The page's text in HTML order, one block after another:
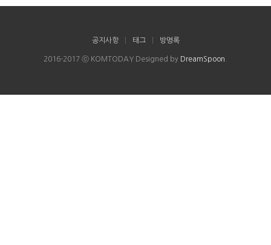
공지사항 태그 방명록
2016-2017 ⓒ KOMTODAY Designed by DreamSpoon